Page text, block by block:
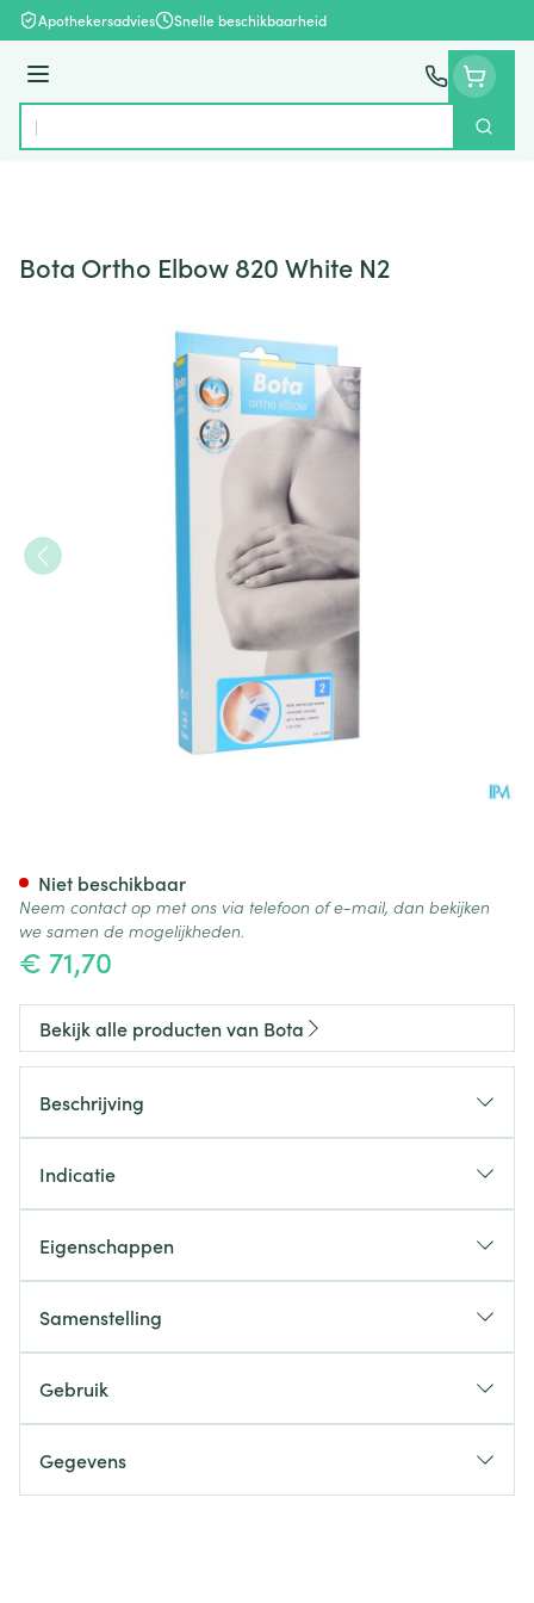
Ga naar de inhoud
Apothekersadvies Snelle beschikbaarheid
Menu
Product, merk, categorie...
Zoek
Bota Ortho Elbow 820 White N2
€ 71,70
Niet beschikbaar
Neem contact op met ons via telefoon of e-mail, dan bekijken
we samen de mogelijkheden.
Bekijk alle producten van Bota
Beschrijving
Indicatie
Eigenschappen
Samenstelling
Gebruik
Gegevens